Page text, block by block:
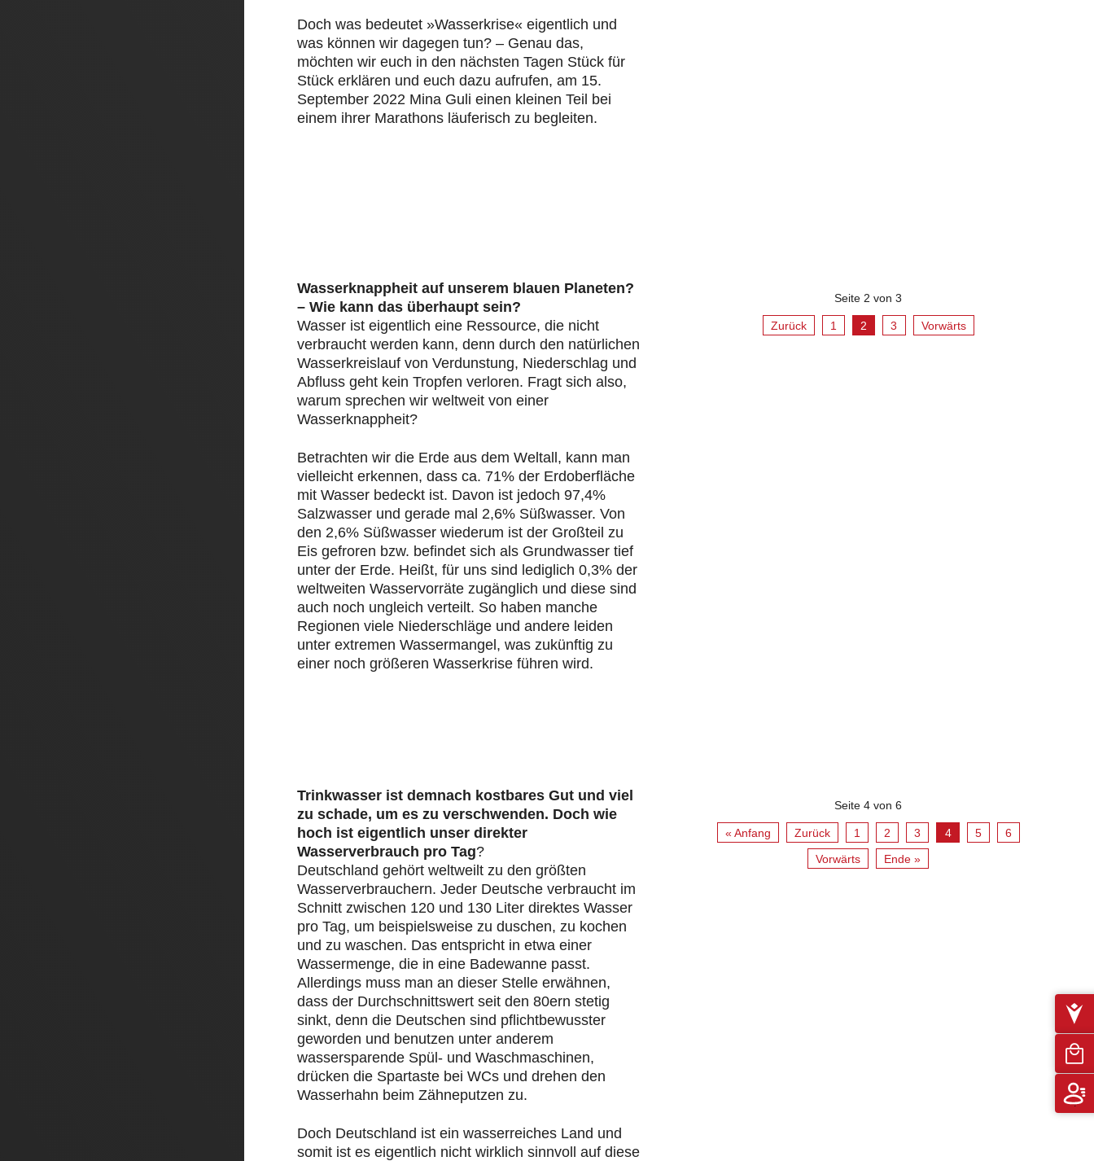
Doch was bedeutet »Wasserkrise« eigentlich und
was können wir dagegen tun? – Genau das,
möchten wir euch in den nächsten Tagen Stück für
Stück erklären und euch dazu aufrufen, am 15.
September 2022 Mina Guli einen kleinen Teil bei
einem ihrer Marathons läuferisch zu begleiten.
Wasserknappheit auf unserem blauen Planeten?
– Wie kann das überhaupt sein?
Wasser ist eigentlich eine Ressource, die nicht
verbraucht werden kann, denn durch den natürlichen
Wasserkreislauf von Verdunstung, Niederschlag und
Abfluss geht kein Tropfen verloren. Fragt sich also,
warum sprechen wir weltweit von einer
Wasserknappheit?
Betrachten wir die Erde aus dem Weltall, kann man
vielleicht erkennen, dass ca. 71% der Erdoberfläche
mit Wasser bedeckt ist. Davon ist jedoch 97,4%
Salzwasser und gerade mal 2,6% Süßwasser. Von
den 2,6% Süßwasser wiederum ist der Großteil zu
Eis gefroren bzw. befindet sich als Grundwasser tief
unter der Erde. Heißt, für uns sind lediglich 0,3% der
weltweiten Wasservorräte zugänglich und diese sind
auch noch ungleich verteilt. So haben manche
Regionen viele Niederschläge und andere leiden
unter extremen Wassermangel, was zukünftig zu
einer noch größeren Wasserkrise führen wird.
Seite 2 von 3
Zurück 1 2 3 Vorwärts
Trinkwasser ist demnach kostbares Gut und viel
zu schade, um es zu verschwenden. Doch wie
hoch ist eigentlich unser direkter
Wasserverbrauch pro Tag?
Deutschland gehört weltweilt zu den größten
Wasserverbrauchern. Jeder Deutsche verbraucht im
Schnitt zwischen 120 und 130 Liter direktes Wasser
pro Tag, um beispielsweise zu duschen, zu kochen
und zu waschen. Das entspricht in etwa einer
Wassermenge, die in eine Badewanne passt.
Allerdings muss man an dieser Stelle erwähnen,
dass der Durchschnittswert seit den 80ern stetig
sinkt, denn die Deutschen sind pflichtbewusster
geworden und benutzen unter anderem
wassersparende Spül- und Waschmaschinen,
drücken die Spartaste bei WCs und drehen den
Wasserhahn beim Zähneputzen zu.
Doch Deutschland ist ein wasserreiches Land und
somit ist es eigentlich nicht wirklich sinnvoll auf diese
Seite 4 von 6
« Anfang Zurück 1 2 3 4 5
6
Vorwärts
Ende »